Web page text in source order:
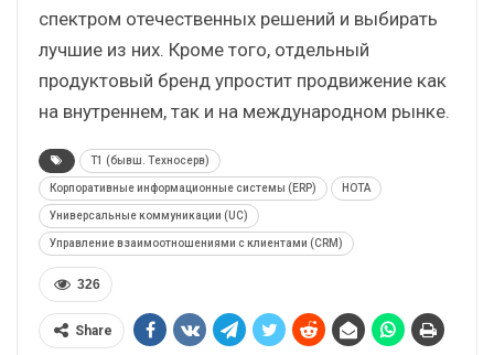
спектром отечественных решений и выбирать
лучшие из них. Кроме того, отдельный
продуктовый бренд упростит продвижение как
на внутреннем, так и на международном рынке.
T1 (бывш. Техносерв)
Корпоративные информационные системы (ERP) НОТА
Универсальные коммуникации (UC)
Управление взаимоотношениями с клиентами (CRM)
326
Share